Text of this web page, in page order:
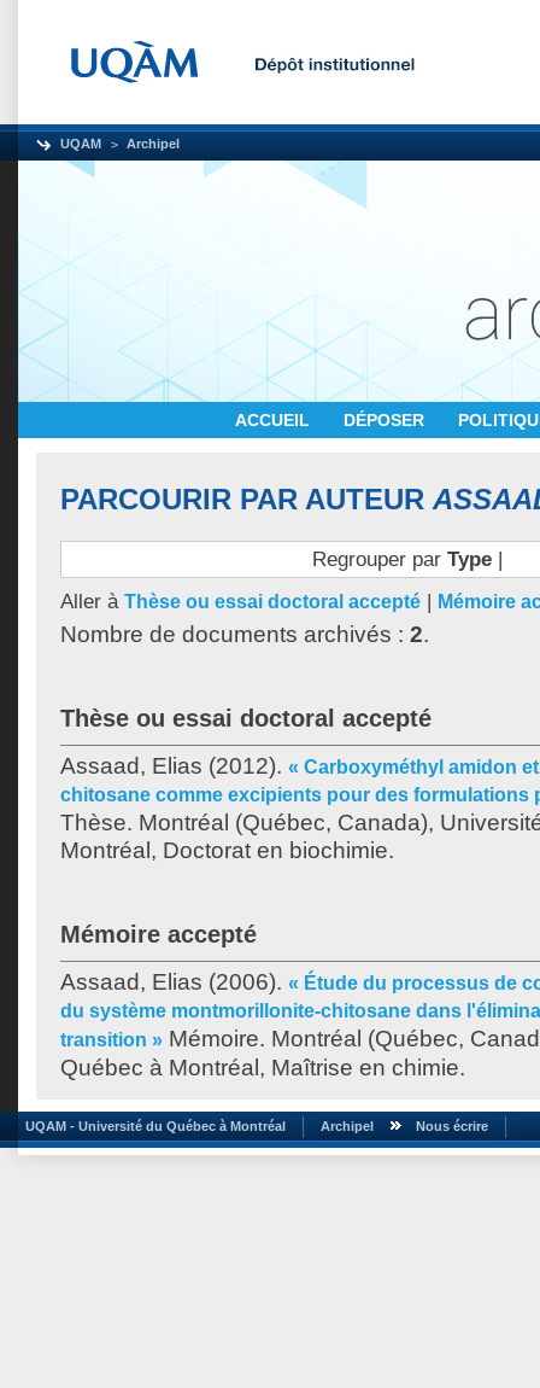
UQAM Archipel
ACCUEIL DÉPOSER
PARCOURIR PAR AUTEUR
Regrouper par Type|
Aller à Thèse ou essai doctoral accepté | Mémoire
Nombre de documents archivés : 2.
Thèse ou essai doctoral accepté
Assaad, Elias (2012). « Carboxyméthyl amidon
chitosane comme excipients pour des formulations
Thèse. Montréal (Québec, Canada),
Montréal, Doctorat en biochimie.
Mémoire accepté
Assaad, Elias (2006). « Étude du processus de
du système montmorillonite-chitosane dans
transition » Mémoire. Montréal (Québec,
Québec à Montréal, Maîtrise en chimie.
UQAM - Université du Québec à Montréal Archipel Nous écrire